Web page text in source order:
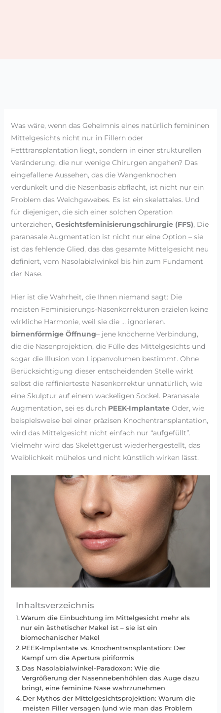
Was wäre, wenn das Geheimnis eines natürlich femininen
Mittelgesichts nicht nur in Fillern oder
Fetttransplantation liegt, sondern in einer strukturellen
Veränderung, die nur wenige Chirurgen angehen? Das
eingefallene Aussehen, das die Wangenknochen
verdunkelt und die Nasenbasis abflacht, ist nicht nur ein
Problem des Weichgewebes. Es ist ein skelettales. Und
für diejenigen, die sich einer solchen Operation
unterziehen, Gesichtsfeminisierungschirurgie (FFS), Die
paranasale Augmentation ist nicht nur eine Option – sie
ist das fehlende Glied, das das gesamte Mittelgesicht neu
definiert, vom Nasolabialwinkel bis hin zum Fundament
der Nase.
Hier ist die Wahrheit, die Ihnen niemand sagt: Die
meisten Feminisierungs-Nasenkorrekturen erzielen keine
wirkliche Harmonie, weil sie die … ignorieren.
birnenförmige Öffnung– jene knöcherne Verbindung,
die die Nasenprojektion, die Fülle des Mittelgesichts und
sogar die Illusion von Lippenvolumen bestimmt. Ohne
Berücksichtigung dieser entscheidenden Stelle wirkt
selbst die raffinierteste Nasenkorrektur unnatürlich, wie
eine Skulptur auf einem wackeligen Sockel. Paranasale
Augmentation, sei es durch PEEK-ImplantateOder, wie
beispielsweise bei einer präzisen Knochentransplantation,
wird das Mittelgesicht nicht einfach nur “aufgefüllt”.
Vielmehr wird das Skelettgerüst wiederhergestellt, das
Weiblichkeit mühelos und nicht künstlich wirken lässt.
Inhaltsverzeichnis
Warum die Einbuchtung im Mittelgesicht mehr als
nur ein ästhetischer Makel ist – sie ist ein
biomechanischer Makel
PEEK-Implantate vs. Knochentransplantation: Der
Kampf um die Apertura piriformis
Das Nasolabialwinkel-Paradoxon: Wie die
Vergrößerung der Nasennebenhöhlen das Auge dazu
bringt, eine feminine Nase wahrzunehmen
Der Mythos der Mittelgesichtsprojektion: Warum die
meisten Filler versagen (und wie man das Problem